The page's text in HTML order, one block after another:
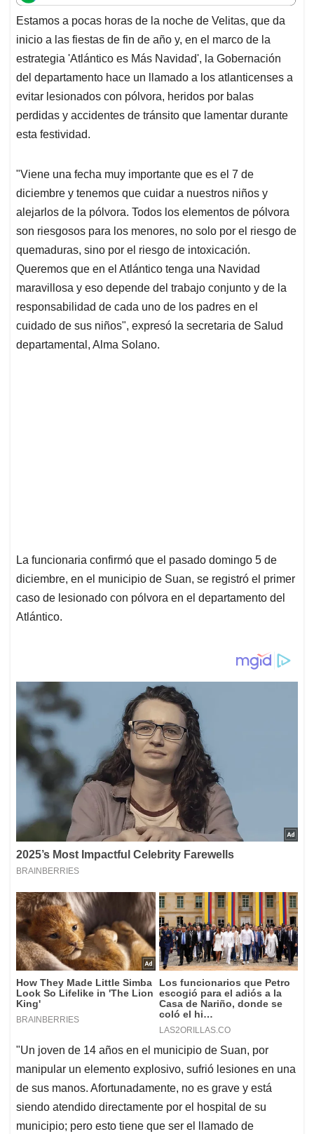
t
s
A
p
p
e
b
o
o
k
k
e
d
I
n
i
l
e
a
d
s
Estamos a pocas horas de la noche de Velitas, que da
inicio a las fiestas de fin de año y, en el marco de la
estrategia 'Atlántico es Más Navidad', la Gobernación
del departamento hace un llamado a los atlanticenses a
evitar lesionados con pólvora, heridos por balas
perdidas y accidentes de tránsito que lamentar durante
esta festividad.
"Viene una fecha muy importante que es el 7 de
diciembre y tenemos que cuidar a nuestros niños y
alejarlos de la pólvora. Todos los elementos de pólvora
son riesgosos para los menores, no solo por el riesgo de
quemaduras, sino por el riesgo de intoxicación.
Queremos que en el Atlántico tenga una Navidad
maravillosa y eso depende del trabajo conjunto y de la
responsabilidad de cada uno de los padres en el
cuidado de sus niños", expresó la secretaria de Salud
departamental, Alma Solano.
La funcionaria confirmó que el pasado domingo 5 de
diciembre, en el municipio de Suan, se registró el primer
caso de lesionado con pólvora en el departamento del
Atlántico.
"Un joven de 14 años en el municipio de Suan, por
manipular un elemento explosivo, sufrió lesiones en una
de sus manos. Afortunadamente, no es grave y está
siendo atendido directamente por el hospital de su
municipio; pero esto tiene que ser el llamado de